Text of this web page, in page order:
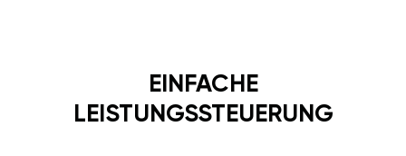
EINFACHE
LEISTUNGSSTEUERUNG